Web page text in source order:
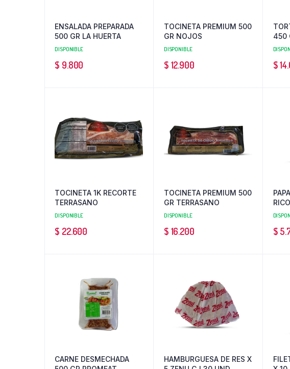
ENSALADA PREPARADA
500 GR LA HUERTA
DISPONIBLE
$ 9.800
TOCINETA PREMIUM 500
GR NOJOS
DISPONIBLE
$ 12.900
450
$
TOCINETA 1K RECORTE
TERRASANO
DISPONIBLE
$ 22.600
TOCINETA PREMIUM 500
GR TERRASANO
DISPONIBLE
$ 16.200 $
CARNE DESMECHADA
HAMBURGUESA DE RES X